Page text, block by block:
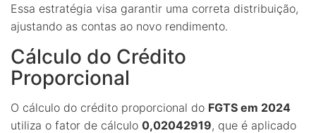
Essa estratégia visa garantir uma correta distribuição,
ajustando as contas ao novo rendimento.
Cálculo do Crédito
Proporcional
O cálculo do crédito proporcional do FGTS em 2024
utiliza o fator de cálculo 0,02042919, que é aplicado